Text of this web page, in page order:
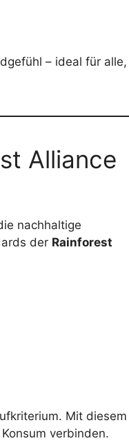
– ideal für alle,
Alliance
nachhaltige
der Rainforest
Mit diesem
verbinden.